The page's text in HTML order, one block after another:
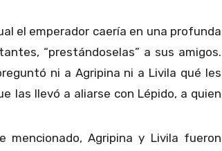
el emperador caería en una profunda
“prestándoselas” a sus amigos.
ni a Agripina ni a Livila qué les
las llevó a aliarse con Lépido, a quien
mencionado, Agripina y Livila fueron